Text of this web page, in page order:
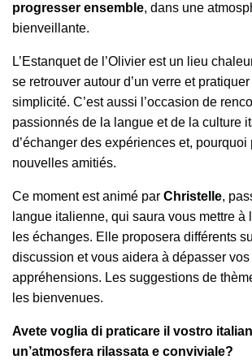
progresser ensemble, dans une
bienveillante.
L’Estanquet de l’Olivier est un lieu
se retrouver autour d’un verre et
simplicité. C’est aussi l’occasion de
passionnés de la langue et de la culture
d’échanger des expériences et, pourquoi
nouvelles amitiés.
Ce moment est animé par Christelle,
langue italienne, qui saura vous mettre à
les échanges. Elle proposera différents
discussion et vous aidera à dépasser
appréhensions. Les suggestions de
les bienvenues.
Avete voglia di praticare il vostro
un’atmosfera rilassata e conviviale?